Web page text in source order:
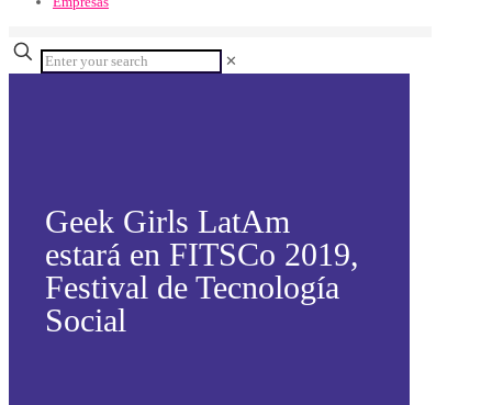
✕
Geek Girls LatAm
estará en FITSCo 2019,
Festival de Tecnología
Social